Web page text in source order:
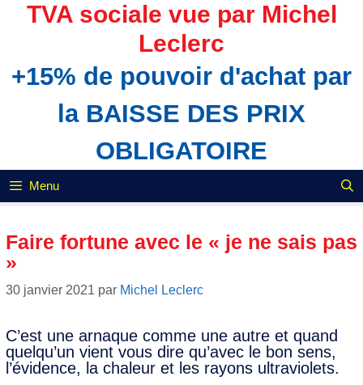
TVA sociale vue par Michel
Leclerc
+15% de pouvoir d'achat par
la BAISSE DES PRIX
OBLIGATOIRE
Menu
Faire fortune avec le « je ne sais pas
»
30 janvier 2021 par Michel Leclerc
C’est une arnaque comme une autre et quand
quelqu’un vient vous dire qu’avec le bon sens,
l’évidence, la chaleur et les rayons ultraviolets.